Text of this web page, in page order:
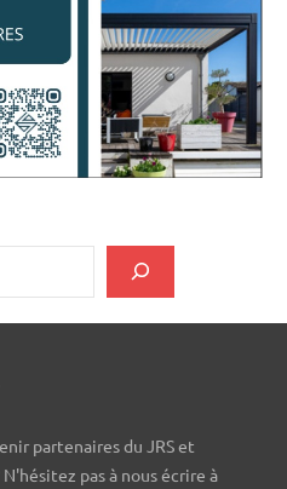
partenaires du JRS et
pas à nous écrire à